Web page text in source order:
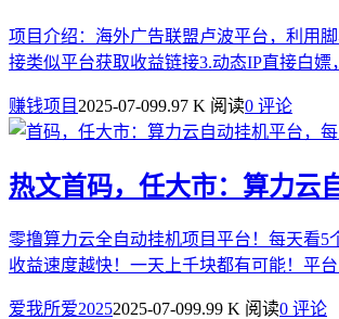
项目介绍：海外广告联盟卢波平台，利用
接类似平台获取收益链接3.动态IP直接白嫖
赚钱项目 2025-07-099.97 K 阅读0 评论
热文首码，任大市：算力云
零撸算力云全自动挂机项目平台！每天看
收益速度越快！一天上千块都有可能！平
爱我所爱20252025-07-099.99 K 阅读0 评论